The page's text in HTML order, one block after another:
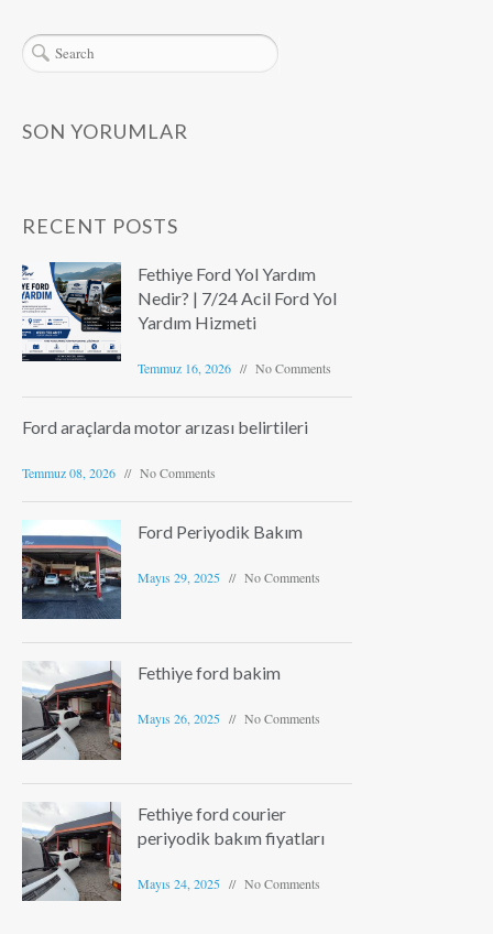
SON YORUMLAR
RECENT POSTS
Fethiye Ford Yol Yardım
Nedir? | 7/24 Acil Ford Yol
Yardım Hizmeti
Temmuz 16, 2026 No Comments
Ford araçlarda motor arızası belirtileri
Temmuz 08, 2026 No Comments
Ford Periyodik Bakım
Mayıs 29, 2025 No Comments
Fethiye ford bakim
Mayıs 26, 2025 No Comments
Fethiye ford courier
periyodik bakım fiyatları
Mayıs 24, 2025 No Comments